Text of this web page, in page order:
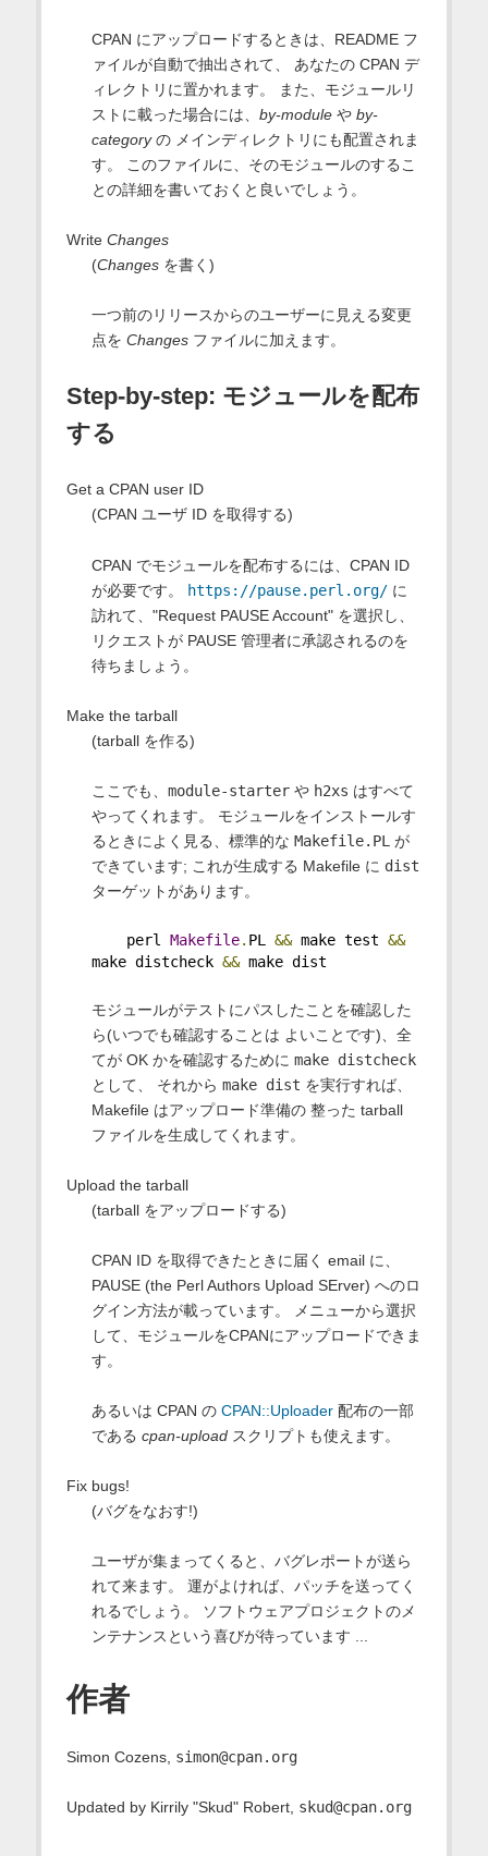
CPAN にアップロードするときは、README フ
ァイルが自動で抽出されて、 あなたの CPAN デ
ィレクトリに置かれます。 また、モジュールリ
ストに載った場合には、 by-moduleや by-
categoryの メインディレクトリにも配置されま
す。 このファイルに、そのモジュールのするこ
との詳細を書いておくと良いでしょう。
Write Changes
(Changesを書く)
一つ前のリリースからのユーザーに見える変更
点を Changesファイルに加えます。
Step-by-step: モジュールを配布
する
Get a CPAN user ID
(CPAN ユーザ ID を取得する)
CPAN でモジュールを配布するには、CPAN ID
が必要です。 https://pause.perl.org/に
訪れて、"Request PAUSE Account" を選択し、
リクエストが PAUSE 管理者に承認されるのを
待ちましょう。
Make the tarball
(tarball を作る)
ここでも、 module-starterや h2xs はすべて
やってくれます。 モジュールをインストールす
るときによく見る、標準的な Makefile.PL が
できています; これが生成する Makefile に dist
ターゲットがあります。
perl Makefile. PL && make test &&
make distcheck && make dist
モジュールがテストにパスしたことを確認した
ら(いつでも確認することは よいことです)、全
てが OK かを確認するために make distcheck
として、 それから make dist を実行すれば、
Makefile はアップロード準備の 整った tarball
ファイルを生成してくれます。
Upload the tarball
(tarball をアップロードする)
CPAN ID を取得できたときに届く email に、
PAUSE (the Perl Authors Upload SErver) へのロ
グイン方法が載っています。 メニューから選択
して、モジュールをCPANにアップロードできま
す。
あるいは CPAN の CPAN::Uploader配布の一部
である cpan-uploadスクリプトも使えます。
Fix bugs!
(バグをなおす!)
ユーザが集まってくると、バグレポートが送ら
れて来ます。 運がよければ、パッチを送ってく
れるでしょう。 ソフトウェアプロジェクトのメ
ンテナンスという喜びが待っています ...
作者
Simon Cozens, simon@cpan.org
Updated by Kirrily "Skud" Robert, skud@cpan.org